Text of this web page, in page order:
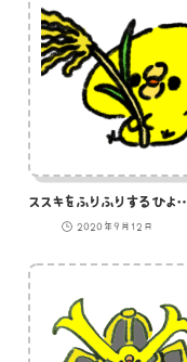
ススキをふりふりする
2020年9月12日